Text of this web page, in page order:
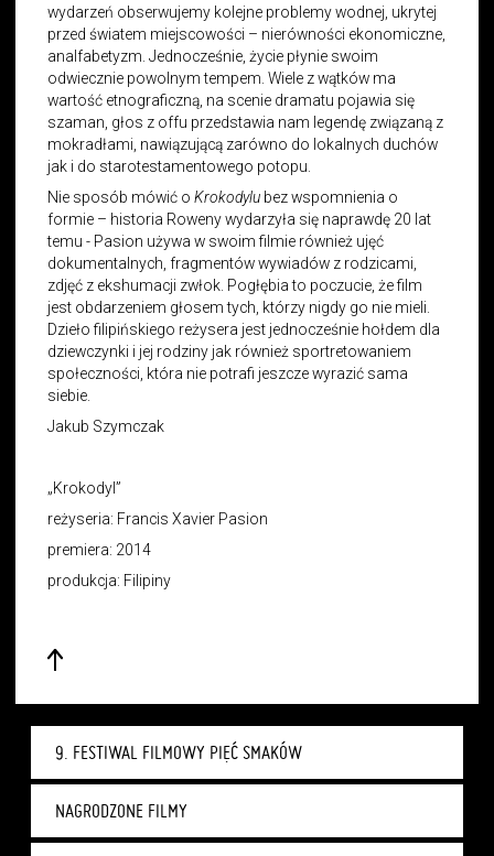
9. FESTIWAL FILMOWY PIĘĆ SMAKÓW
NAGRODZONE FILMY
wydarzeń obserwujemy kolejne problemy wodnej, ukrytej
przed światem miejscowości – nierówności ekonomiczne,
analfabetyzm. Jednocześnie, życie płynie swoim
odwiecznie powolnym tempem. Wiele z wątków ma
wartość etnograficzną, na scenie dramatu pojawia się
szaman, głos z offu przedstawia nam legendę związaną z
mokradłami, nawiązującą zarówno do lokalnych duchów
jak i do starotestamentowego potopu.
Nie sposób mówić oKrokodylu bez wspomnienia o
formie – historia Roweny wydarzyła się naprawdę 20 lat
temu - Pasion używa w swoim filmie również ujęć
dokumentalnych, fragmentów wywiadów z rodzicami,
zdjęć z ekshumacji zwłok. Pogłębia to poczucie, że film
jest obdarzeniem głosem tych, którzy nigdy go nie mieli.
Dzieło filipińskiego reżysera jest jednocześnie hołdem dla
dziewczynki i jej rodziny jak również sportretowaniem
społeczności, która nie potrafi jeszcze wyrazić sama
siebie.
Jakub Szymczak
„Krokodyl”
reżyseria: Francis Xavier Pasion
premiera: 2014
produkcja: Filipiny